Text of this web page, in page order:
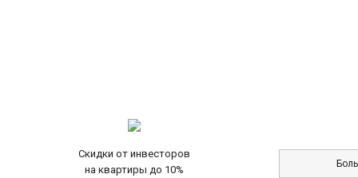
Скидки от инвесторов
на квартиры до 10%